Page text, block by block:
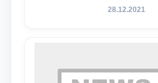
конференция магистрантов
28.12.2021